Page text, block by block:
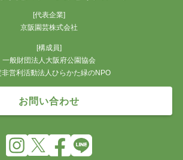
[代表企業]
京阪園芸株式会社
[構成員]
一般財団法人大阪府公園協会
非営利活動法人ひらかた緑のNPO
お問い合わせ